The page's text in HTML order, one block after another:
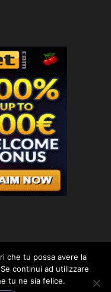
che tu possa avere la
continui ad utilizzare
tu ne sia felice.